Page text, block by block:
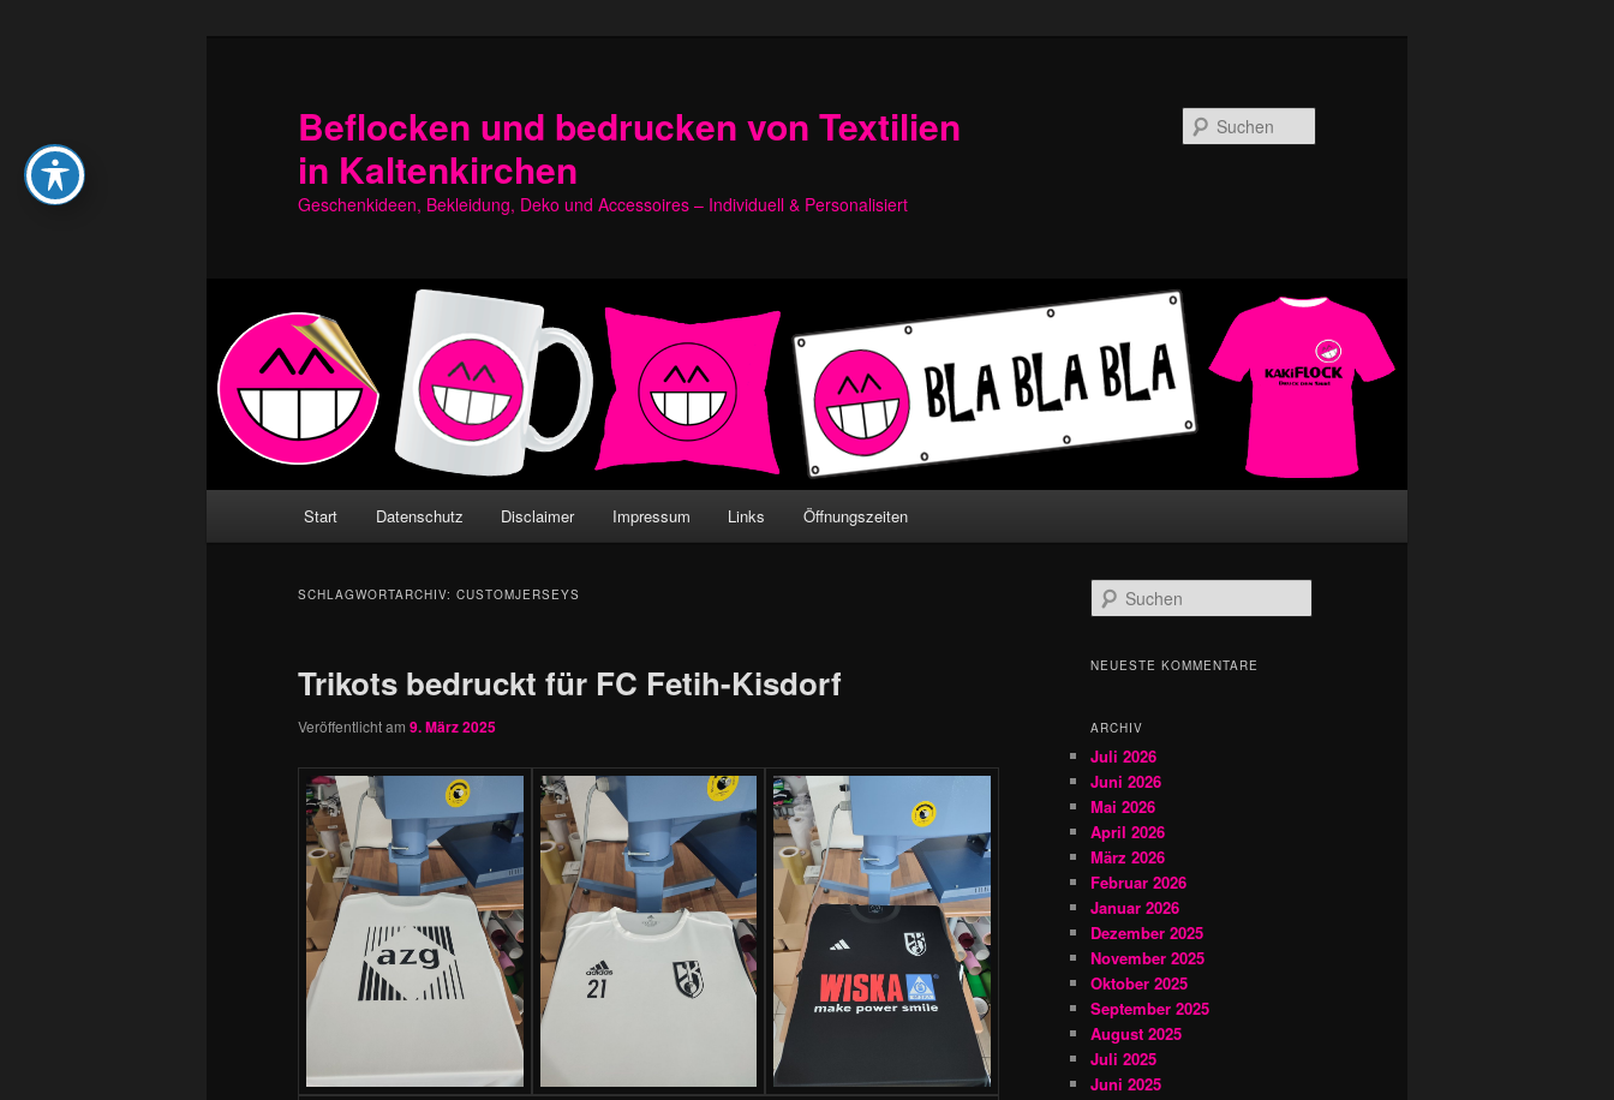
Beflocken und bedrucken von Textilien
in Kaltenkirchen
Geschenkideen, Bekleidung, Deko und Accessoires – Individuell & Personalisiert
Start Datenschutz Disclaimer Impressum Links Öffnungszeiten
SCHLAGWORTARCHIV: CUSTOMJERSEYS
Trikots bedruckt für FC Fetih-Kisdorf
Veröffentlicht am 9. März 2025
u
h
NEUESTE KOMMENTARE
ARCHIV
Juli 2026
Juni 2026
Mai 2026
April 2026
März 2026
Februar 2026
Januar 2026
Dezember 2025
November 2025
Oktober 2025
September 2025
August 2025
Juli 2025
Juni 2025